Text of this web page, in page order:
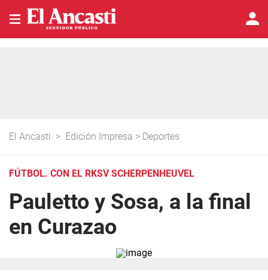
El Ancasti > Edición Impresa > Deportes
FÚTBOL. CON EL RKSV SCHERPENHEUVEL
Pauletto y Sosa, a la final
en Curazao